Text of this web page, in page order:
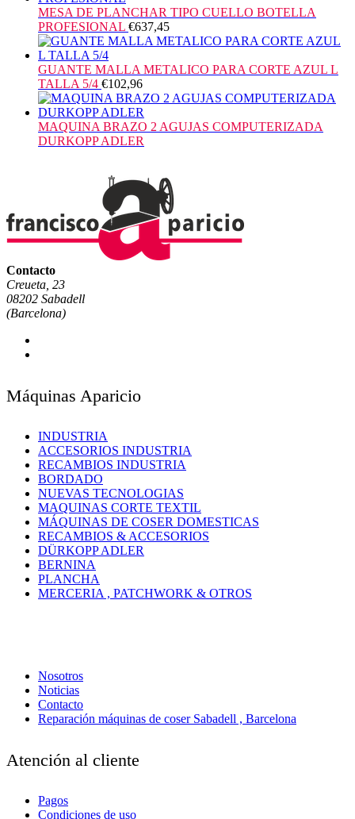
MESA DE PLANCHAR TIPO CUELLO BOTELLA
PROFESIONAL €637,45
GUANTE MALLA METALICO PARA CORTE AZUL L
TALLA 5/4 €102,96
MAQUINA BRAZO 2 AGUJAS COMPUTERIZADA
DURKOPP ADLER
Contacto
Creueta, 23
08202 Sabadell
(Barcelona)
Máquinas Aparicio
INDUSTRIA
ACCESORIOS INDUSTRIA
RECAMBIOS INDUSTRIA
BORDADO
NUEVAS TECNOLOGIAS
MAQUINAS CORTE TEXTIL
MÁQUINAS DE COSER DOMESTICAS
RECAMBIOS & ACCESORIOS
DÜRKOPP ADLER
BERNINA
PLANCHA
MERCERIA , PATCHWORK & OTROS
Nosotros
Noticias
Contacto
Reparación máquinas de coser Sabadell , Barcelona
Atención al cliente
Pagos
Condiciones de uso